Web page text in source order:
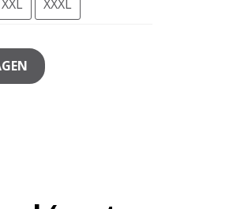
XXL XXXL